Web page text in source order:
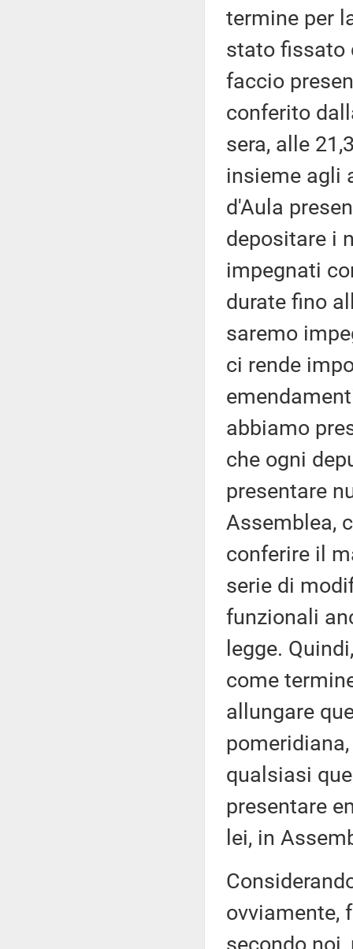
termine per
stato fissato
faccio
conferito
sera, alle
insieme agli
d'Aula
depositare i
impegnati
durate fino
saremo
ci rende
abbiamo
che ogni
presentare
Assemblea,
conferire il
serie di
funzionali
legge.
come
allungare
qualsiasi
presentare
lei, in
ovviamente,